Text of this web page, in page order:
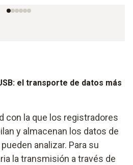
el transporte de datos más
con la que los registradores
y almacenan los datos de
analizar. Para su
la transmisión a través de